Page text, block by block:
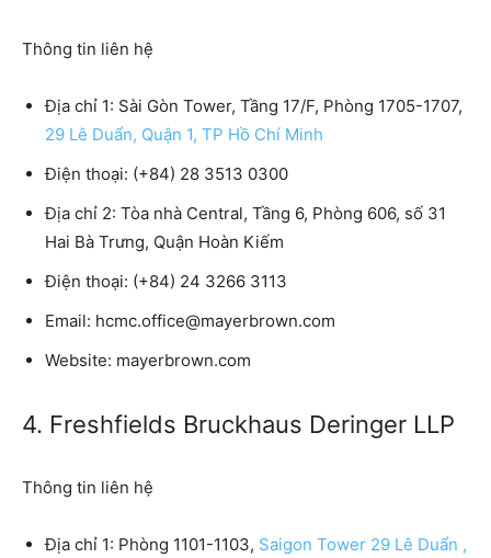
Thông tin liên hệ
Địa chỉ 1: Sài Gòn Tower, Tầng 17/F, Phòng 1705-1707,
29 Lê Duẩn, Quận 1, TP Hồ Chí Minh
Điện thoại: (+84) 28 3513 0300
Địa chỉ 2: Tòa nhà Central, Tầng 6, Phòng 606, số 31
Hai Bà Trưng, Quận Hoàn Kiếm
Điện thoại: (+84) 24 3266 3113
Email: hcmc.office@mayerbrown.com
Website: mayerbrown.com
4. Freshfields Bruckhaus Deringer LLP
Thông tin liên hệ
Địa chỉ 1: Phòng 1101-1103, Saigon Tower 29 Lê Duẩn ,